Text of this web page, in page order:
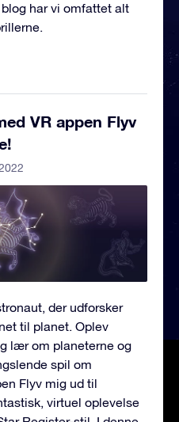
har vi omfattet alt
VR appen Flyv
der udforsker
til planet. Oplev
lær om planeterne og
spil om
Flyv mig ud til
virtuel oplevelse